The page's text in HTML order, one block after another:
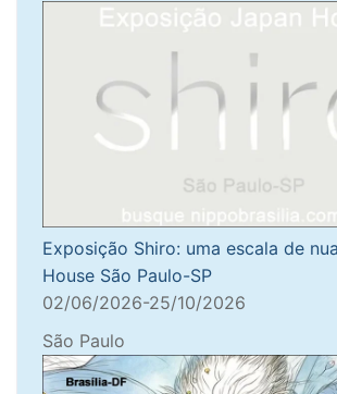
Exposição Shiro: uma escala de
House São Paulo-SP
02/06/2026-25/10/2026
São Paulo